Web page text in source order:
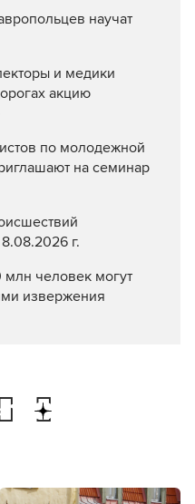
научат
и медики
акцию
по молодежной
на семинар
г.
человек могут
извержения